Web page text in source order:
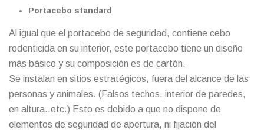
Portacebo standard
Al igual que el portacebo de seguridad, contiene cebo
rodenticida en su interior, este portacebo tiene un diseño
más básico y su composición es de cartón.
Se instalan en sitios estratégicos, fuera del alcance de las
personas y animales. (Falsos techos, interior de paredes,
en altura..etc.) Esto es debido a que no dispone de
elementos de seguridad de apertura, ni fijación del